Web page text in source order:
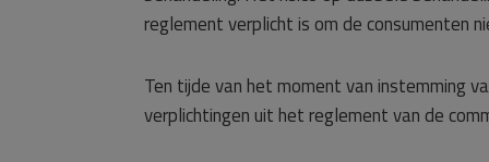
reglement verplicht is om de consumenten
Ten tijde van het moment van instemming
verplichtingen uit het reglement van de